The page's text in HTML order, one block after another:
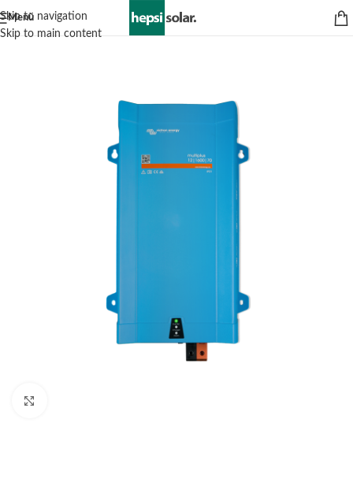
Skip to navigation
Skip to main content
Menü